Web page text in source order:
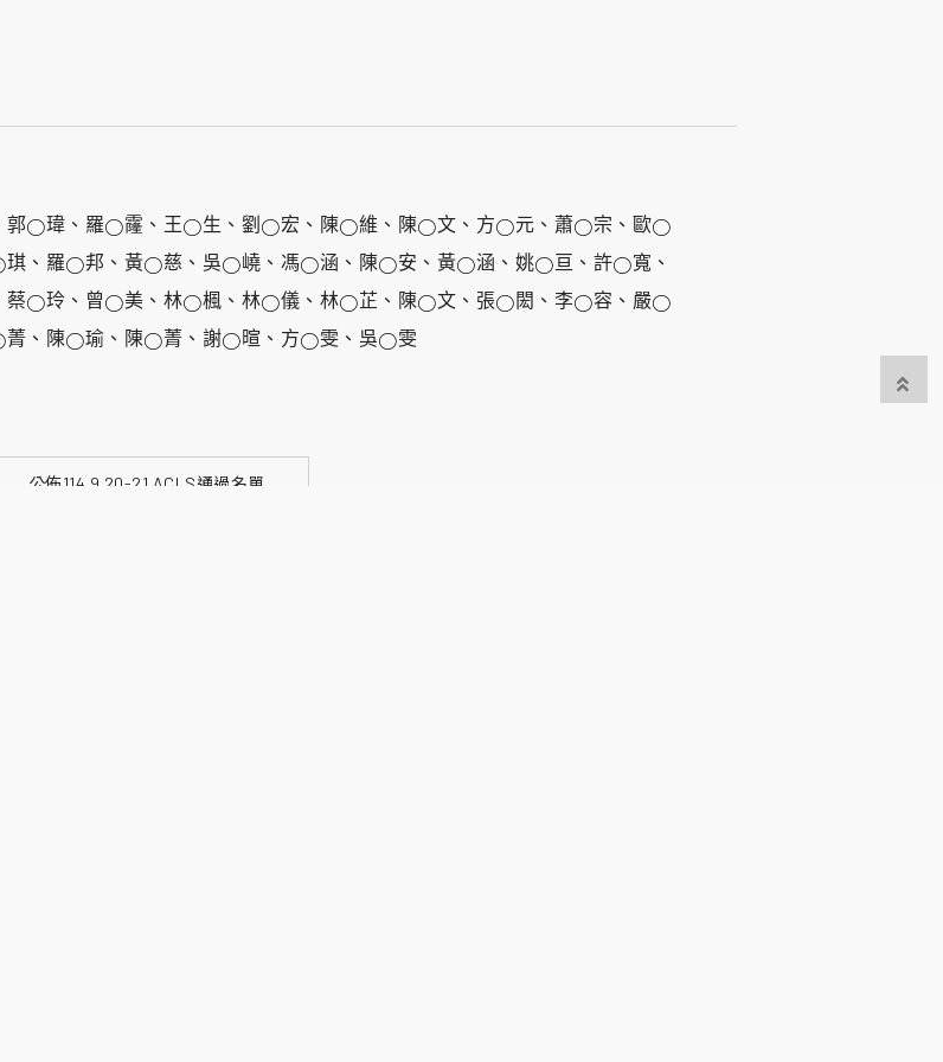
郭○瑋、羅○霳、王○生、劉 ○宏、陳○維、陳○文、方○元、蕭○宗、歐○
琪、羅○邦、黃○慈、吳○嶢、馮○涵、陳○安、黃○涵、姚○亘、許○寬、
蔡○玲、曾○美、林○楓、林○儀、林○芷、陳○文、張○閎、李○容、嚴○
菁、陳○瑜、陳○菁、謝○暄、方○雯、吳○雯
公佈114.9.20-21 ACLS通過名單